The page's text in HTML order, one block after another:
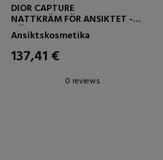
DIOR CAPTURE
NATTKRÄM FÖR ANSIKTET -
HÖGPRESTERANDE ANTI-
AGING KORRIGERING -
RYNKOR OCH FASTHET
Ansiktskosmetika
137,41 €
0 reviews